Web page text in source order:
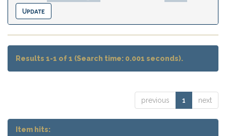
Results 1-1 of 1 (Search time: 0.001 seconds).
previous 1 next
Item hits: